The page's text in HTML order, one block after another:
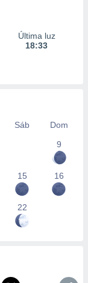
Última luz
18:33
Sáb
Dom
9
15 16
22